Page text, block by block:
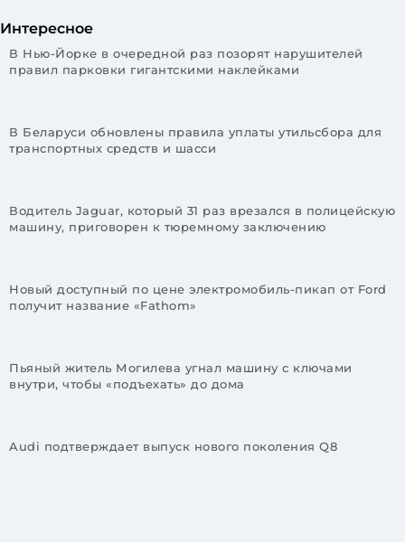
Интересное
В Нью-Йорке в очередной раз позорят нарушителей
правил парковки гигантскими наклейками
В Беларуси обновлены правила уплаты утильсбора для
транспортных средств и шасси
Водитель Jaguar, который 31 раз врезался в полицейскую
машину, приговорен к тюремному заключению
Новый доступный по цене электромобиль-пикап от Ford
получит название «Fathom»
Пьяный житель Могилева угнал машину с ключами
внутри, чтобы «подъехать» до дома
Audi подтверждает выпуск нового поколения Q8